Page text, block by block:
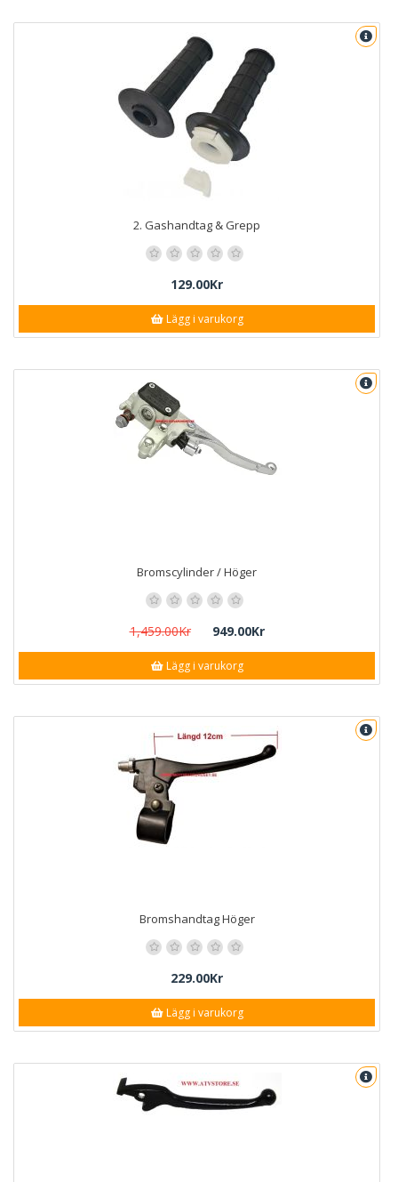
2. Gashandtag & Grepp
129.00Kr
Lägg i varukorg
Bromscylinder / Höger
1,459.00Kr 949.00Kr
Lägg i varukorg
Bromshandtag Höger
229.00Kr
Lägg i varukorg